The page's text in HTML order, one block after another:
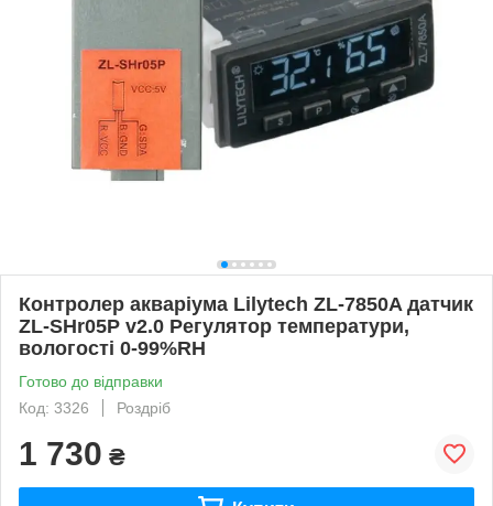
Контролер акваріума Lilytech ZL-7850A датчик
ZL-SHr05P v2.0 Регулятор температури,
вологості 0-99%RH
Готово до відправки
Код: 3326
Роздріб
1 730 ₴